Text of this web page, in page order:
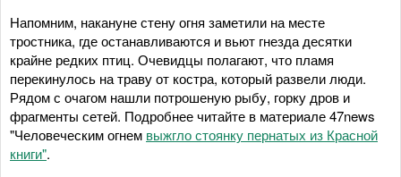
Напомним, накануне стену огня заметили на месте
тростника, где останавливаются и вьют гнезда десятки
крайне редких птиц. Очевидцы полагают, что пламя
перекинулось на траву от костра, который развели люди.
Рядом с очагом нашли потрошеную рыбу, горку дров и
фрагменты сетей. Подробнее читайте в материале 47news
"Человеческим огнем выжгло стоянку пернатых из Красной
книги".